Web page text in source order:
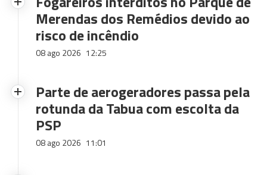
Merendas dos Remédios devido ao
risco de incêndio
08 ago 2026 12:25
Parte de aerogeradores passa pela
rotunda da Tabua com escolta da
PSP
08 ago 2026 11:01